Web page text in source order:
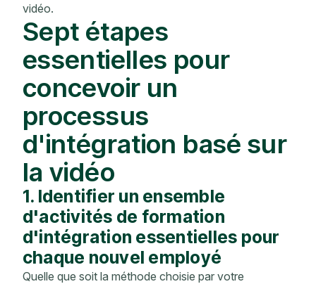
vidéo.
Sept étapes
essentielles pour
concevoir un
processus
d'intégration basé sur
la vidéo
1. Identifier un ensemble
d'activités de formation
d'intégration essentielles pour
chaque nouvel employé
Quelle que soit la méthode choisie par votre